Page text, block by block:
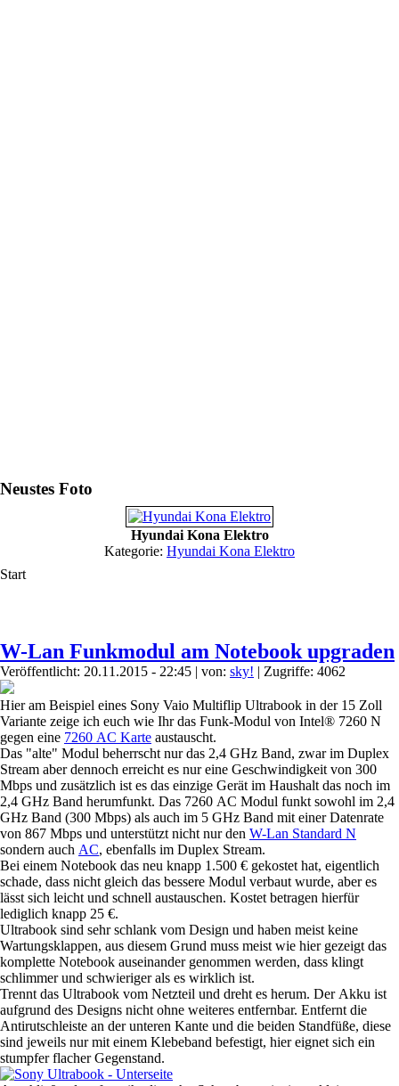
Neustes Foto
Hyundai Kona Elektro
Kategorie: Hyundai Kona Elektro
Start
W-Lan Funkmodul am Notebook upgraden
Veröffentlicht: 20.11.2015 - 22:45 | von: sky! | Zugriffe: 4062
Hier am Beispiel eines Sony Vaio Multiflip Ultrabook in der 15 Zoll
Variante zeige ich euch wie Ihr das Funk-Modul von Intel® 7260 N
gegen eine 7260 AC Karte austauscht.
Das "alte" Modul beherrscht nur das 2,4 GHz Band, zwar im Duplex
Stream aber dennoch erreicht es nur eine Geschwindigkeit von 300
Mbps und zusätzlich ist es das einzige Gerät im Haushalt das noch im
2,4 GHz Band herumfunkt. Das 7260 AC Modul funkt sowohl im 2,4
GHz Band (300 Mbps) als auch im 5 GHz Band mit einer Datenrate
von 867 Mbps und unterstützt nicht nur den W-Lan Standard N
sondern auch AC, ebenfalls im Duplex Stream.
Bei einem Notebook das neu knapp 1.500 € gekostet hat, eigentlich
schade, dass nicht gleich das bessere Modul verbaut wurde, aber es
lässt sich leicht und schnell austauschen. Kostet betragen hierfür
lediglich knapp 25 €.
Ultrabook sind sehr schlank vom Design und haben meist keine
Wartungsklappen, aus diesem Grund muss meist wie hier gezeigt das
komplette Notebook auseinander genommen werden, dass klingt
schlimmer und schwieriger als es wirklich ist.
Trennt das Ultrabook vom Netzteil und dreht es herum. Der Akku ist
aufgrund des Designs nicht ohne weiteres entfernbar. Entfernt die
Antirutschleiste an der unteren Kante und die beiden Standfüße, diese
sind jeweils nur mit einem Klebeband befestigt, hier eignet sich ein
stumpfer flacher Gegenstand.